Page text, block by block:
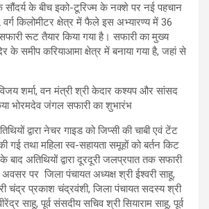
सौंदर्य के बीच इको-टूरिज्म के नक्शे पर नई पहचान
किलोमीटर क्षेत्र में फैले इस अभ्यारण्य में 36
रूट तैयार किया गया है। सफारी का मुख्य
के समीप करियाआमा क्षेत्र में बनाया गया है, जहां से
द्वारा नेचर गाइड को जिप्सी की चाबी एवं टेंट
गई तथा महिला स्व-सहायता समूहों को बर्तन किट
बाद अतिथियों द्वारा दूरदूरी जलप्रपात तक सफारी
पर जिला पंचायत अध्यक्ष श्री ईश्वरी साहू,
चंद्र प्रकाश चंद्रवंशी, जिला पंचायत सदस्य श्री
साहू, पूर्व संसदीय सचिव श्री सियाराम साहू, पूर्व